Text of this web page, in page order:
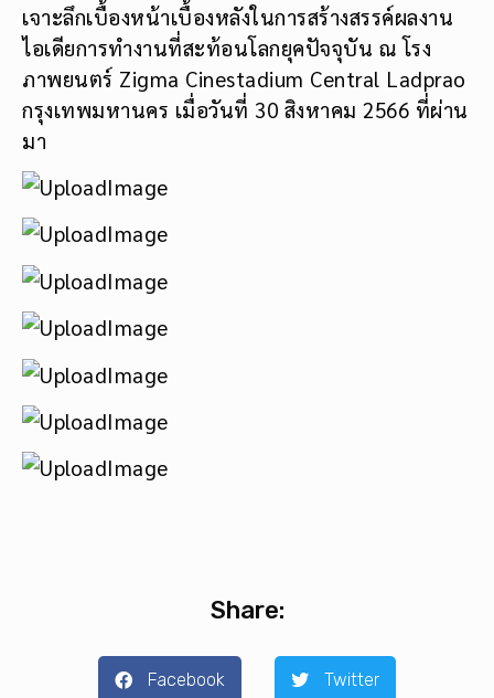
เจาะลึกเบื้องหน้าเบื้องหลังในการสร้างสรรค์ผลงาน
ไอเดียการทำงานที่สะท้อนโลกยุคปัจจุบัน ณ โรง
ภาพยนตร์ Zigma Cinestadium Central Ladprao
กรุงเทพมหานคร เมื่อวันที่ 30 สิงหาคม 2566 ที่ผ่าน
มา
Share:
Facebook Twitter